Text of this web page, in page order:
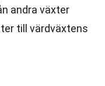
andra växter
till värdväxtens